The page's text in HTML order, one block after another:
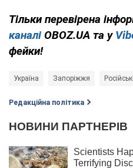
Тільки перевірена
каналі OBOZ.UA та у
фейки!
Україна Запоріжжя
Редакційна політика